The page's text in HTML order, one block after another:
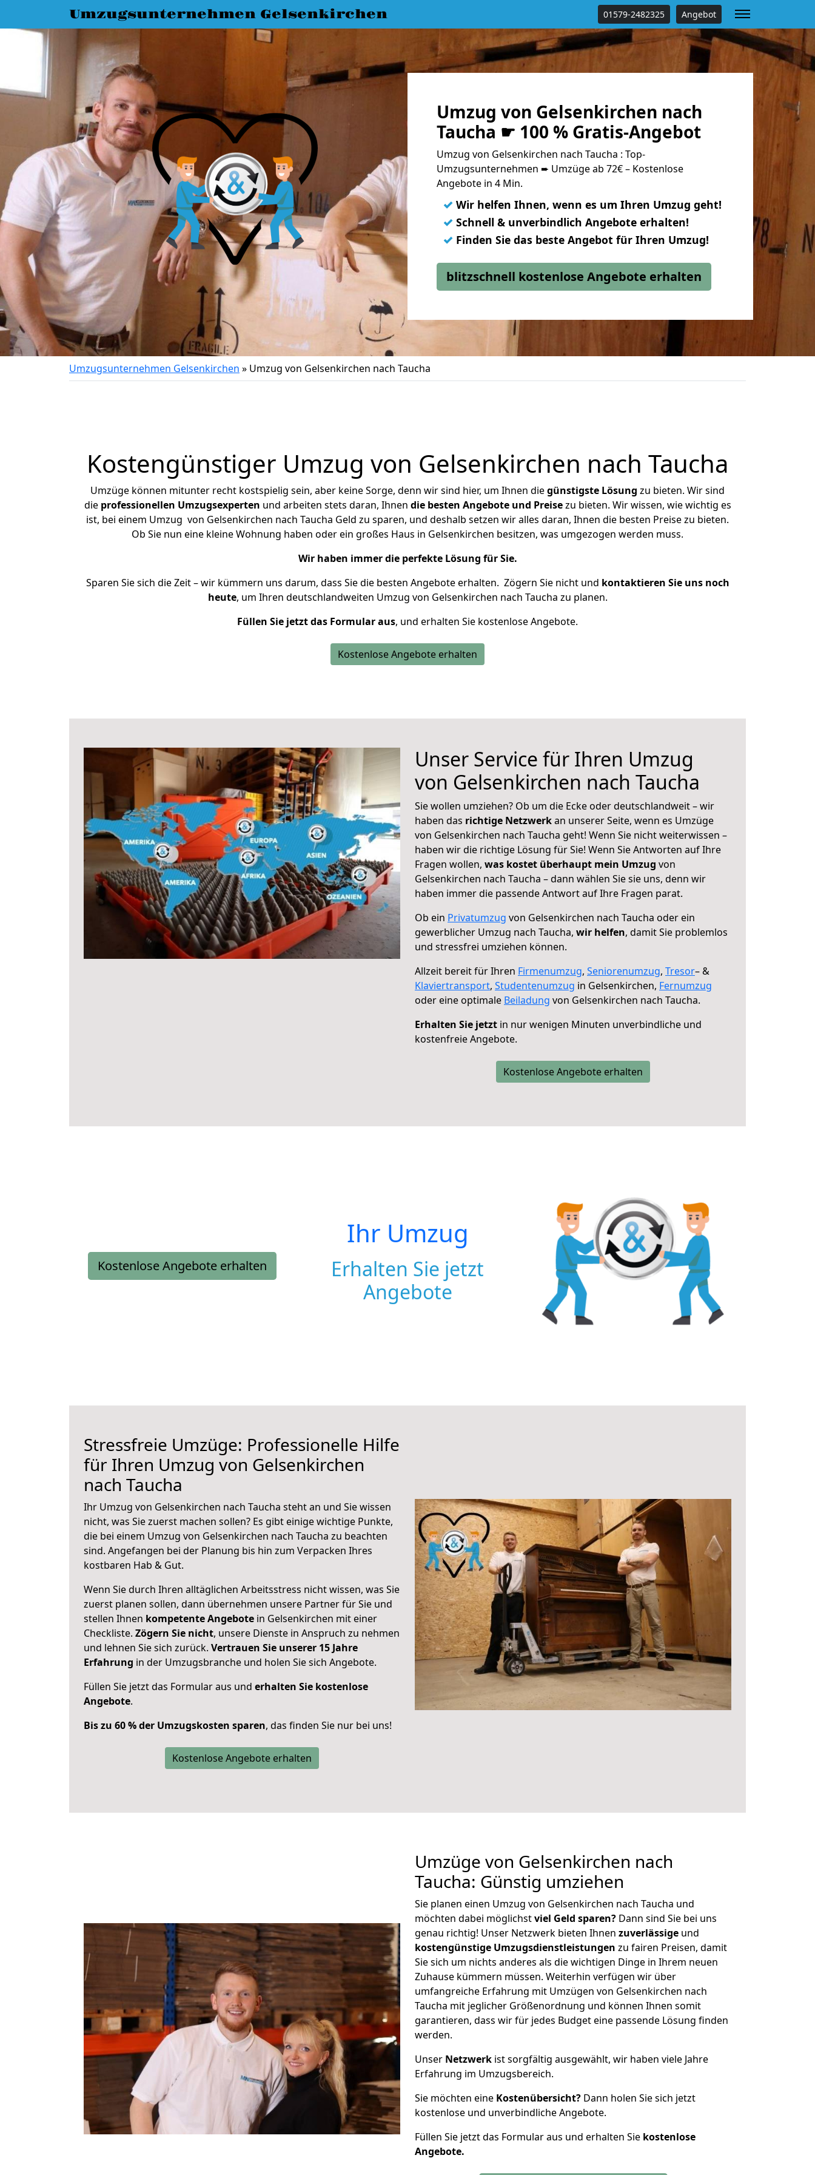
Umzugsunternehmen Gelsenkirchen 01579-2482325 Angebot
Umzug von Gelsenkirchen nach
Taucha ☛ 100 % Gratis-Angebot
Umzug von Gelsenkirchen nach Taucha : Top-
Umzugsunternehmen ➨ Umzüge ab 72€ – Kostenlose
Angebote in 4 Min.
✓ Wir helfen Ihnen, wenn es um Ihren Umzug geht!
✓ Schnell & unverbindlich Angebote erhalten!
✓ Finden Sie das beste Angebot für Ihren Umzug!
blitzschnell kostenlose Angebote erhalten
Umzugsunternehmen Gelsenkirchen » Umzug von Gelsenkirchen nach Taucha
Kostengünstiger Umzug von Gelsenkirchen nach Taucha
Umzüge können mitunter recht kostspielig sein, aber keine Sorge, denn wir sind hier, um Ihnen diegünstigste Lösung zu bieten. Wir sind
die professionellen Umzugsexperten und arbeiten stets daran, Ihnen die besten Angebote und Preisezu bieten. Wir wissen, wie wichtig es
ist, bei einem Umzug von Gelsenkirchen nach Taucha Geld zu sparen, und deshalb setzen wir alles daran, Ihnen die besten Preise zu bieten.
Ob Sie nun eine kleine Wohnung haben oder ein großes Haus in Gelsenkirchen besitzen, was umgezogen werden muss.
Wir haben immer die perfekte Lösung für Sie.
Sparen Sie sich die Zeit – wir kümmern uns darum, dass Sie die besten Angebote erhalten. Zögern Sie nicht und kontaktieren Sie uns noch
heute, um Ihren deutschlandweiten Umzug von Gelsenkirchen nach Taucha zu planen.
Füllen Sie jetzt das Formular aus, und erhalten Sie kostenlose Angebote.
Kostenlose Angebote erhalten
Unser Service für Ihren Umzug
von Gelsenkirchen nach Taucha
Sie wollen umziehen? Ob um die Ecke oder deutschlandweit – wir
haben das richtige Netzwerkan unserer Seite, wenn es Umzüge
von Gelsenkirchen nach Taucha geht! Wenn Sie nicht weiterwissen –
haben wir die richtige Lösung für Sie! Wenn Sie Antworten auf Ihre
Fragen wollen, was kostet überhaupt mein Umzug von
Gelsenkirchen nach Taucha – dann wählen Sie sie uns, denn wir
haben immer die passende Antwort auf Ihre Fragen parat.
Ob ein Privatumzug von Gelsenkirchen nach Taucha oder ein
gewerblicher Umzug nach Taucha, wir helfen, damit Sie problemlos
und stressfrei umziehen können.
Allzeit bereit für Ihren Firmenumzug, Seniorenumzug, Tresor– &
Klaviertransport, Studentenumzug in Gelsenkirchen, Fernumzug
oder eine optimale Beiladung von Gelsenkirchen nach Taucha.
Erhalten Sie jetzt in nur wenigen Minuten unverbindliche und
kostenfreie Angebote.
Kostenlose Angebote erhalten
Kostenlose Angebote erhalten
Ihr Umzug
Erhalten Sie jetzt
Angebote
Stressfreie Umzüge: Professionelle Hilfe
für Ihren Umzug von Gelsenkirchen
nach Taucha
Ihr Umzug von Gelsenkirchen nach Taucha steht an und Sie wissen
nicht, was Sie zuerst machen sollen? Es gibt einige wichtige Punkte,
die bei einem Umzug von Gelsenkirchen nach Taucha zu beachten
sind. Angefangen bei der Planung bis hin zum Verpacken Ihres
kostbaren Hab & Gut.
Wenn Sie durch Ihren alltäglichen Arbeitsstress nicht wissen, was Sie
zuerst planen sollen, dann übernehmen unsere Partner für Sie und
stellen Ihnen kompetente Angebote in Gelsenkirchen mit einer
Checkliste. Zögern Sie nicht, unsere Dienste in Anspruch zu nehmen
und lehnen Sie sich zurück. Vertrauen Sie unserer 15 Jahre
Erfahrung in der Umzugsbranche und holen Sie sich Angebote.
Füllen Sie jetzt das Formular aus und erhalten Sie kostenlose
Angebote.
Bis zu 60 % der Umzugskosten sparen, das finden Sie nur bei uns!
Kostenlose Angebote erhalten
Umzüge von Gelsenkirchen nach
Taucha: Günstig umziehen
Sie planen einen Umzug von Gelsenkirchen nach Taucha und
möchten dabei möglichstviel Geld sparen? Dann sind Sie bei uns
genau richtig! Unser Netzwerk bieten Ihnen zuverlässige und
kostengünstige Umzugsdienstleistungen zu fairen Preisen, damit
Sie sich um nichts anderes als die wichtigen Dinge in Ihrem neuen
Zuhause kümmern müssen. Weiterhin verfügen wir über
umfangreiche Erfahrung mit Umzügen von Gelsenkirchen nach
Taucha mit jeglicher Größenordnung und können Ihnen somit
garantieren, dass wir für jedes Budget eine passende Lösung finden
werden.
Unser Netzwerk ist sorgfältig ausgewählt, wir haben viele Jahre
Erfahrung im Umzugsbereich.
Sie möchten eine Kostenübersicht? Dann holen Sie sich jetzt
kostenlose und unverbindliche Angebote.
Füllen Sie jetzt das Formular aus und erhalten Sie kostenlose
Angebote.